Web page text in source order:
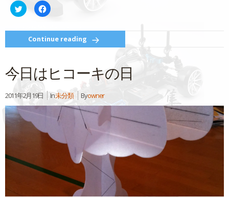
ク
リ
し
て
Twitter
で
(新
し
い
ィ
ン
ド
ウ
で
開
Facebook
で
す
る
に
は
ッ
ク
し
く
だ
さ
ウ
ィ
開
き
Continue reading
今日はヒコーキの日
2011年2月19日 In未分類 Byowner